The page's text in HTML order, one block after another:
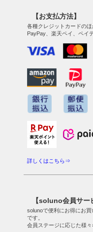
【お支払方法】
各種クレジットカードの
PayPay、楽天ペイ、ペイ
詳しくはこちら⇒
【soluno会員サー
solunoで便利にお得にお
です。
会員ステージに応じた様々